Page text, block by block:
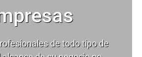
de todo tipo de